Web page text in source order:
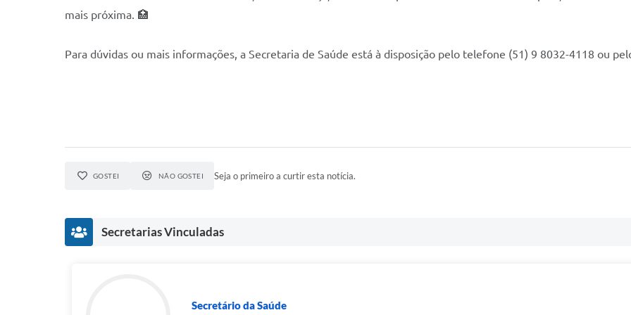
mais próxima. 🏥
Para dúvidas ou mais informações, a Secretaria de Saúde está à disposição pelo telefone (51) 9 8032-4118 ou
GOSTEI NÃO GOSTEI Seja o primeiro a curtir esta notícia.
Secretarias Vinculadas
Secretário da Saúde